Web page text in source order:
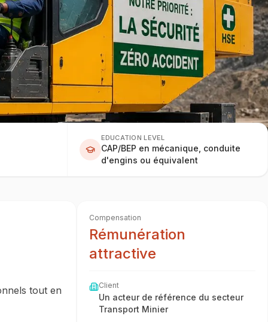
EDUCATION LEVEL
CAP/BEP en mécanique, conduite
d'engins ou équivalent
tout en
Compensation
Rémunération
attractive
Client
Un acteur de référence du secteur
Transport Minier